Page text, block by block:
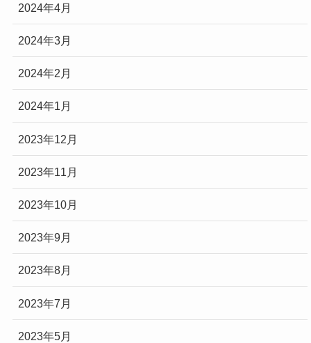
2024年4月
2024年3月
2024年2月
2024年1月
2023年12月
2023年11月
2023年10月
2023年9月
2023年8月
2023年7月
2023年5月